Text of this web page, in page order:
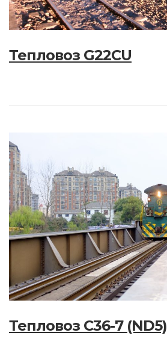
Тепловоз G22CU
Тепловоз C36-7 (ND5)